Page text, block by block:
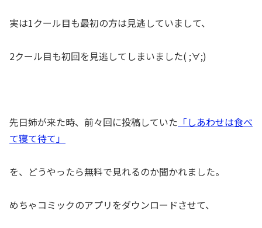
実は1クール目も最初の方は見逃していまして、
2クール目も初回を見逃してしまいました( ;∀;)
先日姉が来た時、前々回に投稿していた 「しあわせは食べ
て寝て待て」
を、どうやったら無料で見れるのか聞かれました。
めちゃコミックのアプリをダウンロードさせて、